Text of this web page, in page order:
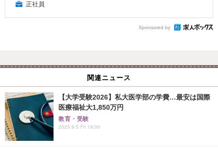
正社員
Sponsored by
関連ニュース
【大学受験2026】私大医学部の学費…最安は国際
医療福祉大1,850万円
教育・受験
2025.9.5 Fri 19:00